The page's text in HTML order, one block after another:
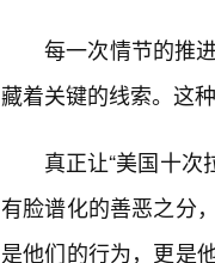
每一次情节的推
藏着关键的线索。这
真正让“美国十
有脸谱化的善恶之分
是他们的行为，更是